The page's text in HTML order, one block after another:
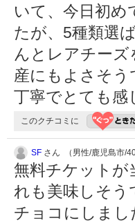
いて、今日初
たが、5種類選
んとレアチー
産にもよさそ
丁寧でとても感
このクチコミに
SF さん （男性/鹿児島市/40
無料チケットが
れも美味しそう
チョコにしま